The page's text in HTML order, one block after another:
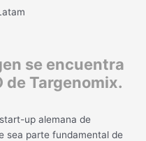
se encuentra
de Targenomix.
up alemana de
sea parte fundamental de